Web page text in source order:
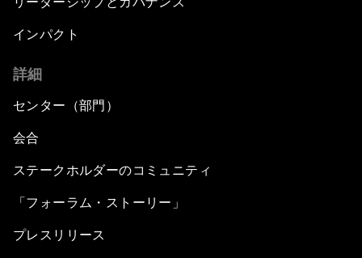
インパクト
詳細
センター（部門）
会合
ステークホルダーのコミュニティ
「フォーラム・ストーリー」
プレスリリース